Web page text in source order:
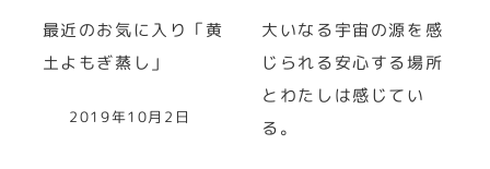
最近のお気に入り「黄
土よもぎ蒸し」
2019年10月2日
大いなる宇宙の源を感
じられる安心する場所
とわたしは感じてい
る。